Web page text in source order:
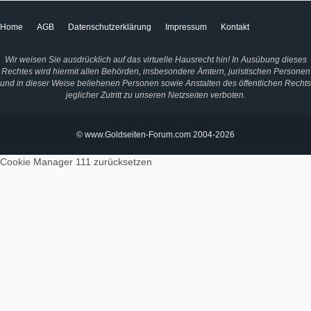
Home AGB Datenschutzerklärung Impressum Kontakt
Wir weisen Sie ausdrücklich auf das virtuelle Hausrecht hin! In Ausübung dieses
Rechtes wird hiermit allen Behörden, insbesondere Ämtern, juristischen Personen
und in dieser Weise beliehenen Personen sowie Anstalten des öffentlichen Rechts
jeglicher Zutritt zu unseren Netzseiten verboten.
© www.Goldseiten-Forum.com 2004-2026
Cookie Manager 111 zurücksetzen